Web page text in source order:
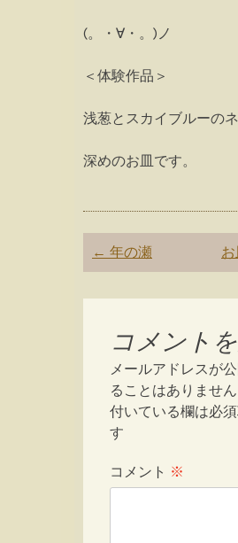
(。・∀・。)ノ
＜体験作品＞
浅葱とスカイブルーのネ
深めのお皿です。
Post
navigation
← 年の瀬 お
コメント
メールアドレスが
ることはありません
付いている欄は必
す
コメント ※